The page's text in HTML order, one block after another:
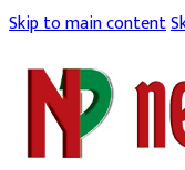
Skip to main content